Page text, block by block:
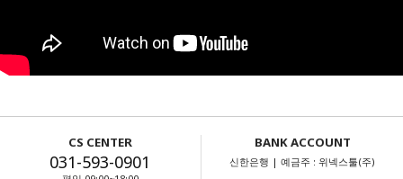
CS CENTER
031-593-0901
BANK ACCOUNT
신한은행 | 예금주 : 위넥스툴(주)